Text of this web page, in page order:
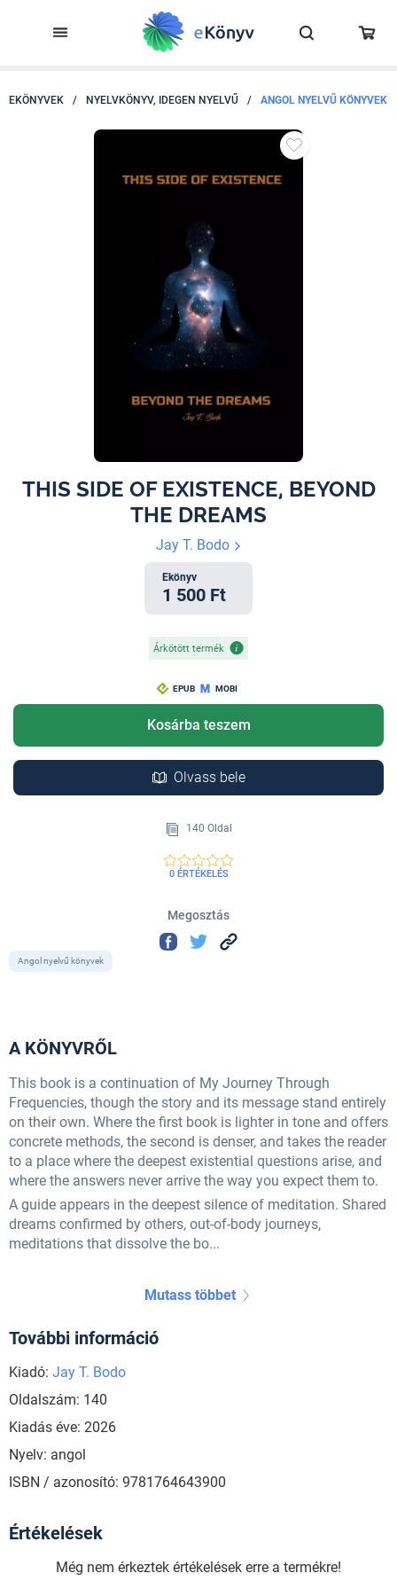
EKÖNYVEK / NYELVKÖNYV, IDEGEN NYELVŰ / ANGOL NYELVŰ KÖNYVEK
THIS SIDE OF EXISTENCE, BEYOND
THE DREAMS
Jay T. Bodo
Ekönyv
1 500 Ft
Árkötött termék
EPUB MOBI
Kosárba teszem
Olvass bele
140 Oldal
0 ÉRTÉKELÉS
Megosztás
Angol nyelvű könyvek
A KÖNYVRŐL
This book is a continuation of My Journey Through
Frequencies, though the story and its message stand entirely
on their own. Where the first book is lighter in tone and offers
concrete methods, the second is denser, and takes the reader
to a place where the deepest existential questions arise, and
where the answers never arrive the way you expect them to.
A guide appears in the deepest silence of meditation. Shared
dreams confirmed by others, out-of-body journeys,
meditations that dissolve the bo...
Mutass többet
További információ
Kiadó: Jay T. Bodo
Oldalszám: 140
Kiadás éve: 2026
Nyelv: angol
ISBN / azonosító: 9781764643900
Értékelések
Még nem érkeztek értékelések erre a termékre!